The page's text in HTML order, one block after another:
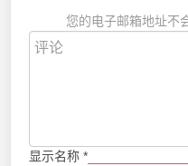
您的电子邮箱地址不
显示名称 *